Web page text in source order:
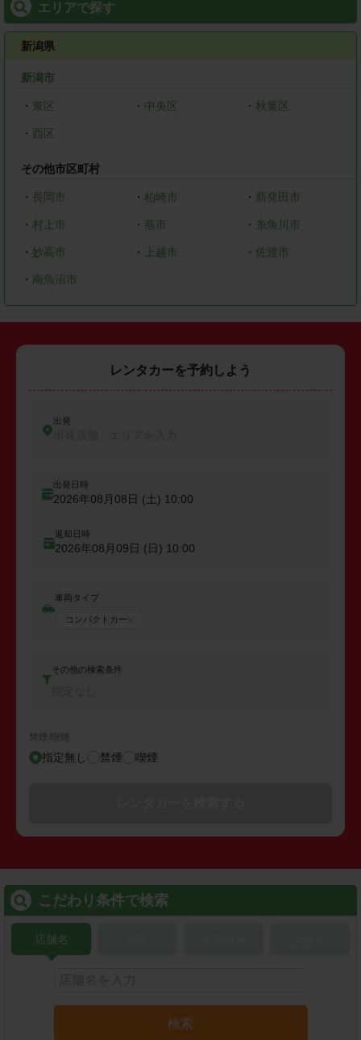
エリアで探す
新潟県
新潟市
・ 東区 ・ 中央区 ・ 秋葉区
・ 西区
その他市区町村
・ 長岡市 ・ 柏崎市 ・ 新発田市
・ 村上市 ・ 燕市 ・ 糸魚川市
・ 妙高市 ・ 上越市 ・ 佐渡市
・ 南魚沼市
レンタカーを予約しよう
出発
出発日時
2026年08月08日 (土) 10:00
返却日時
2026年08月09日 (日) 10:00
車両タイプ
コンパクトカー
その他の検索条件
禁煙/喫煙
指定無し 禁煙 喫煙
こだわり条件で検索
店舗名
検索